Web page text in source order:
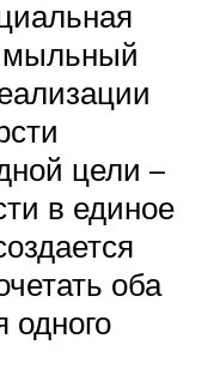
мыльный
цели –
в единое
оба
одного